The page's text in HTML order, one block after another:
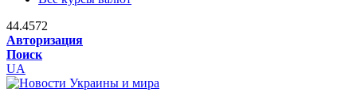
44.4572
Авторизация
Поиск
UA